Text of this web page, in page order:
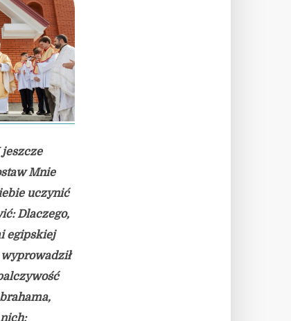
Mnie
uczynić
Dlaczego,
egipskiej